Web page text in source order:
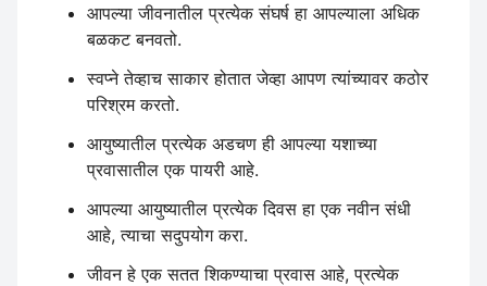
आपल्या जीवनातील प्रत्येक संघर्ष हा आपल्याला अधिक
बळकट बनवतो.
स्वप्ने तेव्हाच साकार होतात जेव्हा आपण त्यांच्यावर कठोर
परिश्रम करतो.
आयुष्यातील प्रत्येक अडचण ही आपल्या यशाच्या
प्रवासातील एक पायरी आहे.
आपल्या आयुष्यातील प्रत्येक दिवस हा एक नवीन संधी
आहे, त्याचा सदुपयोग करा.
जीवन हे एक सतत शिकण्याचा प्रवास आहे, प्रत्येक